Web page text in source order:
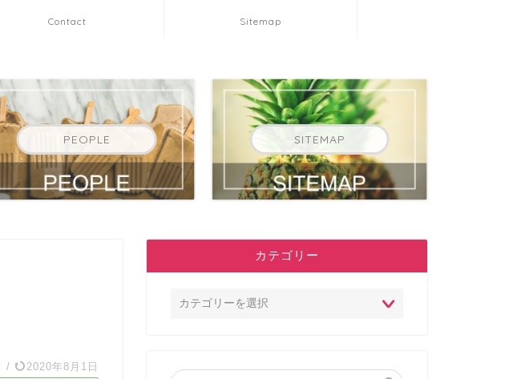
Contact Sitemap
PEOPLE SITEMAP
/ 2020年8月1日
カテゴリー